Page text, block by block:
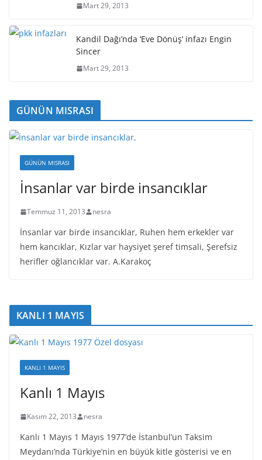
Mart 29, 2013
Kandil Dağı’nda ‘Eve Dönüş’ infazı Engin
Sincer
Mart 29, 2013
GÜNÜN MISRASI
GÜNÜN MISRASI
İnsanlar var birde insancıklar
Temmuz 11, 2013 nesra
İnsanlar var birde insancıklar, Ruhen hem erkekler var
hem kancıklar, Kızlar var haysiyet şeref timsali, Şerefsiz
herifler oğlancıklar var. A.Karakoç
KANLI 1 MAYIS
KANLI 1 MAYIS
Kanlı 1 Mayıs
Kasım 22, 2013 nesra
Kanlı 1 Mayıs 1 Mayıs 1977’de İstanbul’un Taksim
Meydanı’nda Türkiye’nin en büyük kitle gösterisi ve en